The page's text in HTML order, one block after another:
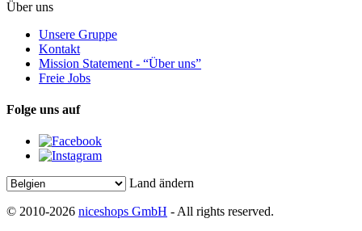
Über uns
Unsere Gruppe
Kontakt
Mission Statement - “Über uns”
Freie Jobs
Folge uns auf
Land ändern
© 2010-2026 niceshops GmbH - All rights reserved.